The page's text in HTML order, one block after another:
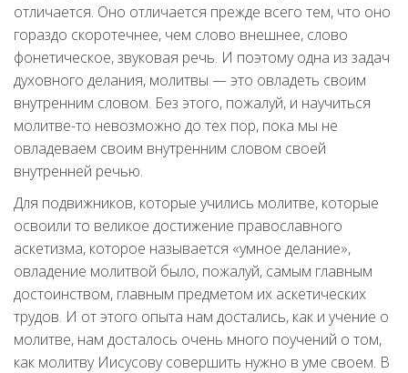
отличается. Оно отличается прежде всего тем, что оно
гораздо скоротечнее, чем слово внешнее, слово
фонетическое, звуковая речь. И поэтому одна из задач
духовного делания, молитвы — это овладеть своим
внутренним словом. Без этого, пожалуй, и научиться
молитве-то невозможно до тех пор, пока мы не
овладеваем своим внутренним словом своей
внутренней речью.
Для подвижников, которые учились молитве, которые
освоили то великое достижение православного
аскетизма, которое называется «умное делание»,
овладение молитвой было, пожалуй, самым главным
достоинством, главным предметом их аскетических
трудов. И от этого опыта нам достались, как и учение о
молитве, нам досталось очень много поучений о том,
как молитву Иисусову совершить нужно в уме своем. В